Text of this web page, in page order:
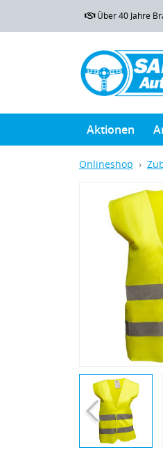
Über 40 Jahre
Aktionen
Onlineshop